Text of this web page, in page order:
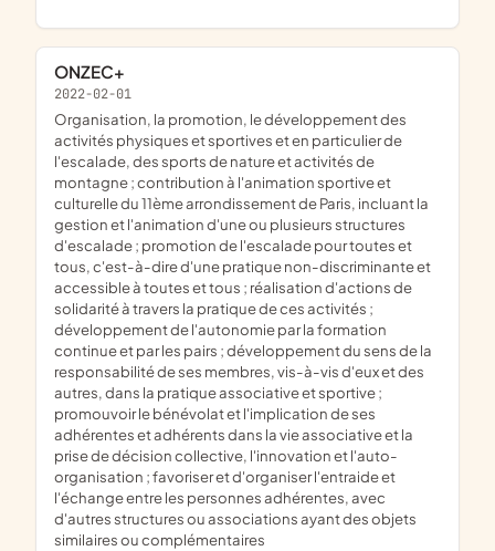
ONZEC+
2022-02-01
organisation, la promotion, le développement des
activités physiques et sportives et en particulier de
l'escalade, des sports de nature et activités de
montagne ; contribution à l'animation sportive et
culturelle du 11ème arrondissement de Paris, incluant la
gestion et l'animation d'une ou plusieurs structures
d'escalade ; promotion de l'escalade pour toutes et
tous, c'est-à-dire d'une pratique non-discriminante et
accessible à toutes et tous ; réalisation d'actions de
solidarité à travers la pratique de ces activités ;
développement de l'autonomie par la formation
continue et par les pairs ; développement du sens de la
responsabilité de ses membres, vis-à-vis d'eux et des
autres, dans la pratique associative et sportive ;
promouvoir le bénévolat et l'implication de ses
adhérentes et adhérents dans la vie associative et la
prise de décision collective, l'innovation et l'auto-
organisation ; favoriser et d'organiser l'entraide et
l'échange entre les personnes adhérentes, avec
d'autres structures ou associations ayant des objets
similaires ou complémentaires